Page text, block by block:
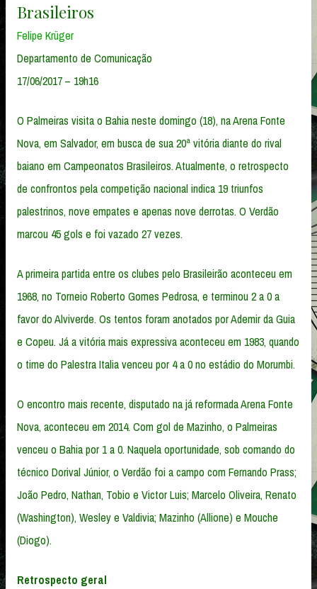
Brasileiros
Felipe Krüger
Departamento de Comunicação
17/06/2017 – 19h16
O Palmeiras visita o Bahia neste domingo (18), na Arena Fonte
Nova, em Salvador, em busca de sua 20ª vitória diante do rival
baiano em Campeonatos Brasileiros. Atualmente, o retrospecto
de confrontos pela competição nacional indica 19 triunfos
palestrinos, nove empates e apenas nove derrotas. O Verdão
marcou 45 gols e foi vazado 27 vezes.
A primeira partida entre os clubes pelo Brasileirão aconteceu em
1968, no Torneio Roberto Gomes Pedrosa, e terminou 2 a 0 a
favor do Alviverde. Os tentos foram anotados por Ademir da Guia
e Copeu. Já a vitória mais expressiva aconteceu em 1983, quando
o time do Palestra Italia venceu por 4 a 0 no estádio do Morumbi.
O encontro mais recente, disputado na já reformada Arena Fonte
Nova, aconteceu em 2014. Com gol de Mazinho, o Palmeiras
venceu o Bahia por 1 a 0. Naquela oportunidade, sob comando do
técnico Dorival Júnior, o Verdão foi a campo com Fernando Prass;
João Pedro, Nathan, Tobio e Victor Luis; Marcelo Oliveira, Renato
(Washington), Wesley e Valdivia; Mazinho (Allione) e Mouche
(Diogo).
Retrospecto geral